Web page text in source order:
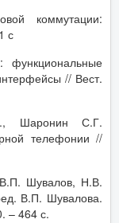
коммутации:
с
// Вест.
Шаронин С.Г.
телефонии //
Шувалов, Н.В.
В.П. Шувалова.
– 464 с.